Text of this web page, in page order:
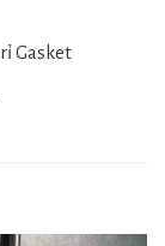
Gasket